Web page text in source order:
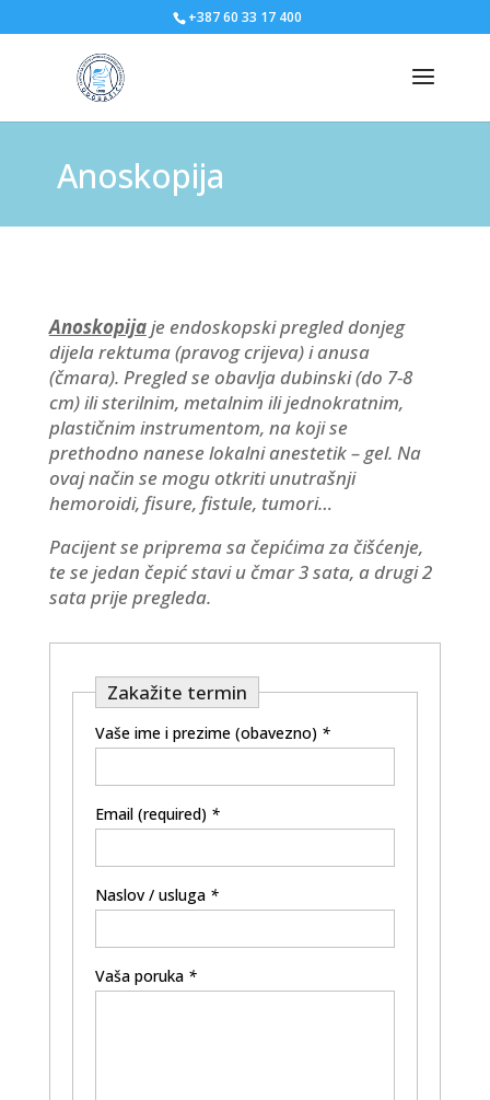
+387 60 33 17 400
Anoskopija
Anoskopijaje endoskopski pregled donjeg
dijela rektuma (pravog crijeva) i anusa
(čmara). Pregled se obavlja dubinski (do 7-8
cm) ili sterilnim, metalnim ili jednokratnim,
plastičnim instrumentom, na koji se
prethodno nanese lokalni anestetik – gel. Na
ovaj način se mogu otkriti unutrašnji
hemoroidi, fisure, fistule, tumori…
Pacijent se priprema sa čepićima za čišćenje,
te se jedan čepić stavi u čmar 3 sata, a drugi 2
sata prije pregleda.
Zakažite termin
Vaše ime i prezime (obavezno) *
Email (required) *
Naslov / usluga *
Vaša poruka *